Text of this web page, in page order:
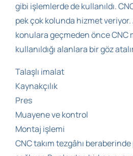
gibi işlemlerde de kullanıldı.
pek çok kolunda hizmet veriyor.
konulara geçmeden önce CNC
kullanıldığı alanlara bir göz
Talaşlı imalat
Kaynakçılık
Pres
Muayene ve kontrol
Montaj işlemi
CNC takım tezgâhı